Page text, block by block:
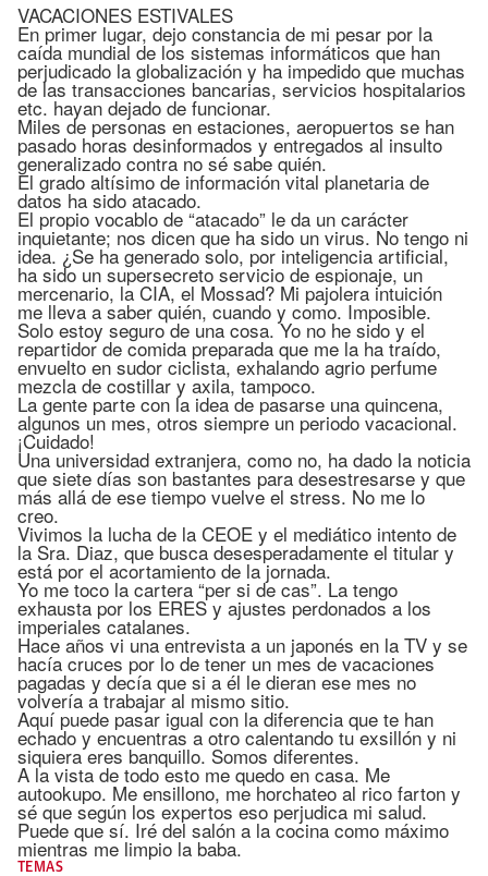
VACACIONES ESTIVALES
En primer lugar, dejo constancia de mi pesar por la
caída mundial de los sistemas informáticos que han
perjudicado la globalización y ha impedido que muchas
de las transacciones bancarias, servicios hospitalarios
etc. hayan dejado de funcionar.
Miles de personas en estaciones, aeropuertos se han
pasado horas desinformados y entregados al insulto
generalizado contra no sé sabe quién.
El grado altísimo de información vital planetaria de
datos ha sido atacado.
El propio vocablo de “atacado” le da un carácter
inquietante; nos dicen que ha sido un virus. No tengo ni
idea. ¿Se ha generado solo, por inteligencia artificial,
ha sido un supersecreto servicio de espionaje, un
mercenario, la CIA, el Mossad? Mi pajolera intuición
me lleva a saber quién, cuando y como. Imposible.
Solo estoy seguro de una cosa. Yo no he sido y el
repartidor de comida preparada que me la ha traído,
envuelto en sudor ciclista, exhalando agrio perfume
mezcla de costillar y axila, tampoco.
La gente parte con la idea de pasarse una quincena,
algunos un mes, otros siempre un periodo vacacional.
¡Cuidado!
Una universidad extranjera, como no, ha dado la noticia
que siete días son bastantes para desestresarse y que
más allá de ese tiempo vuelve el stress. No me lo
creo.
Vivimos la lucha de la CEOE y el mediático intento de
la Sra. Diaz, que busca desesperadamente el titular y
está por el acortamiento de la jornada.
Yo me toco la cartera “per si de cas”. La tengo
exhausta por los ERES y ajustes perdonados a los
imperiales catalanes.
Hace años vi una entrevista a un japonés en la TV y se
hacía cruces por lo de tener un mes de vacaciones
pagadas y decía que si a él le dieran ese mes no
volvería a trabajar al mismo sitio.
Aquí puede pasar igual con la diferencia que te han
echado y encuentras a otro calentando tu exsillón y ni
siquiera eres banquillo. Somos diferentes.
A la vista de todo esto me quedo en casa. Me
autookupo. Me ensillono, me horchateo al rico farton y
sé que según los expertos eso perjudica mi salud.
Puede que sí. Iré del salón a la cocina como máximo
mientras me limpio la baba.
TEMAS